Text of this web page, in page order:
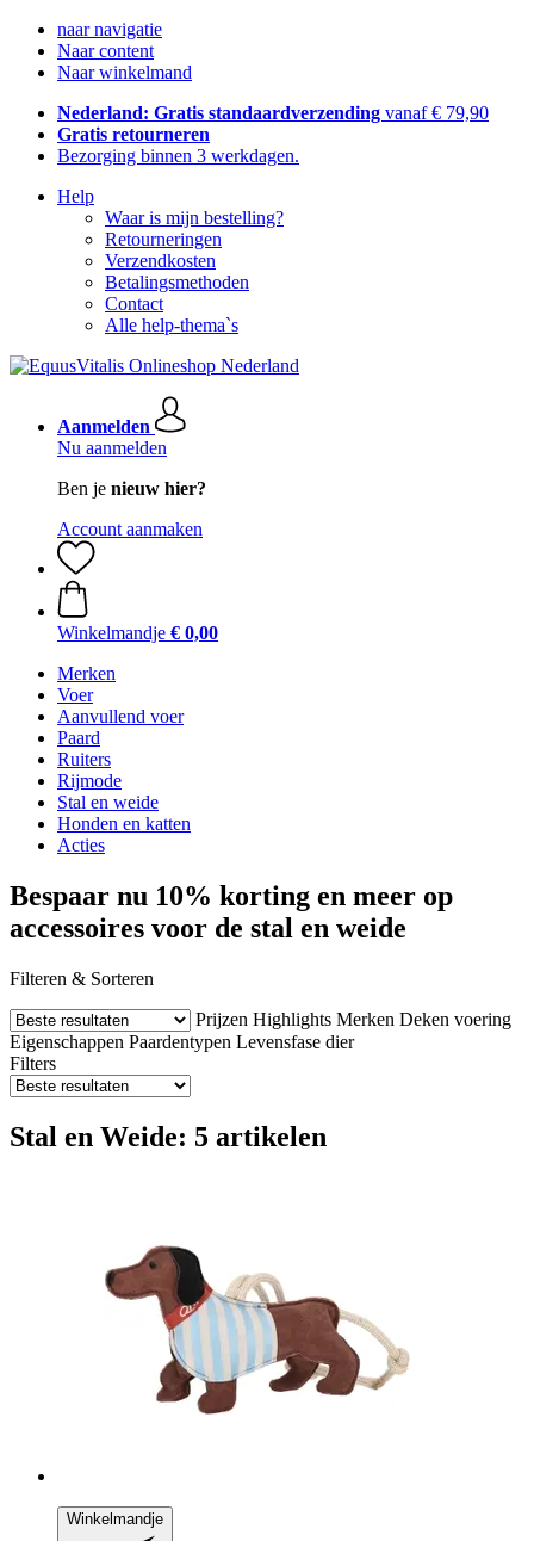
naar navigatie
Naar content
Naar winkelmand
Nederland: Gratis standaardverzending vanaf € 79,90
Gratis retourneren
Bezorging binnen 3 werkdagen.
Help
Waar is mijn bestelling?
Retourneringen
Verzendkosten
Betalingsmethoden
Contact
Alle help-thema`s
Aanmelden
Nu aanmelden
Ben je nieuw hier?
Account aanmaken
Winkelmandje € 0,00
Merken
Voer
Aanvullend voer
Paard
Ruiters
Rijmode
Stal en weide
Honden en katten
Acties
Bespaar nu 10% korting en meer op
accessoires voor de stal en weide
Filteren & Sorteren
Prijzen Highlights Merken Deken voering
Eigenschappen Paardentypen Levensfase dier
Filters
Stal en Weide: 5 artikelen
Winkelmandje